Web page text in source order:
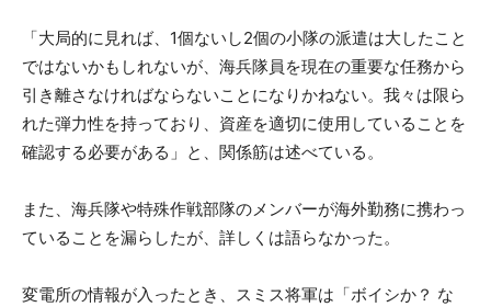
「大局的に見れば、1個ないし2個の小隊の派遣は大したこと
ではないかもしれないが、海兵隊員を現在の重要な任務から
引き離さなければならないことになりかねない。我々は限ら
れた弾力性を持っており、資産を適切に使用していることを
確認する必要がある」と、関係筋は述べている。
また、海兵隊や特殊作戦部隊のメンバーが海外勤務に携わっ
ていることを漏らしたが、詳しくは語らなかった。
変電所の情報が入ったとき、スミス将軍は「ボイシか？ な